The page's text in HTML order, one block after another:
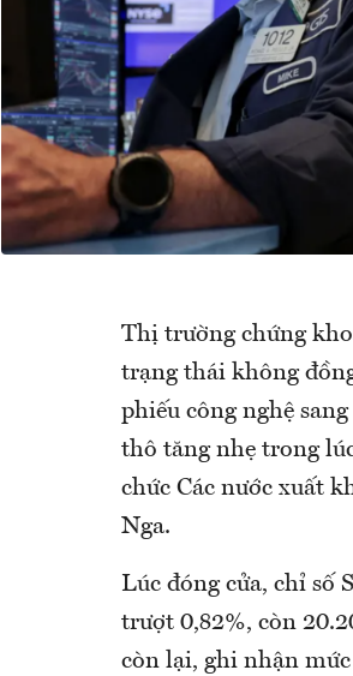
Thị trường chứng
trạng thái không
phiếu công nghệ
thô tăng nhẹ trong
chức Các nước xuất
Nga.
Lúc đóng cửa, chỉ số
trượt 0,82%, còn
còn lại, ghi nhận